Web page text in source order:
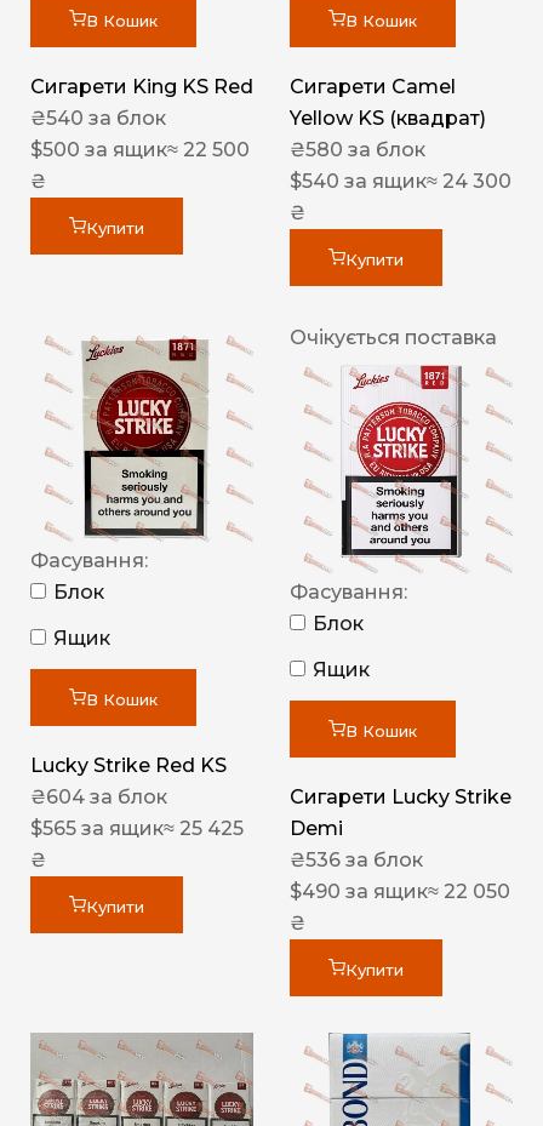
В Кошик
Сигарети King KS Red
₴540 за блок
$500 за ящик≈ 22 500
₴
Купити
В Кошик
Сигарети Camel
Yellow KS (квадрат)
₴580 за блок
$540 за ящик≈ 24 300
₴
Купити
Фасування:
Блок
Ящик
В Кошик
Lucky Strike Red KS
₴604 за блок
$565 за ящик≈ 25 425
₴
Купити
Очікується поставка
Фасування:
Блок
Ящик
В Кошик
Сигарети Lucky Strike
Demi
₴536 за блок
$490 за ящик≈ 22 050
₴
Купити